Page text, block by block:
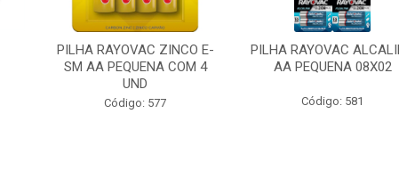
PILHA RAYOVAC ZINCO E-
SM AA PEQUENA COM 4
UND
Código: 577
PILHA RAYOVAC
AA PEQUENA 08X02
Código: 581